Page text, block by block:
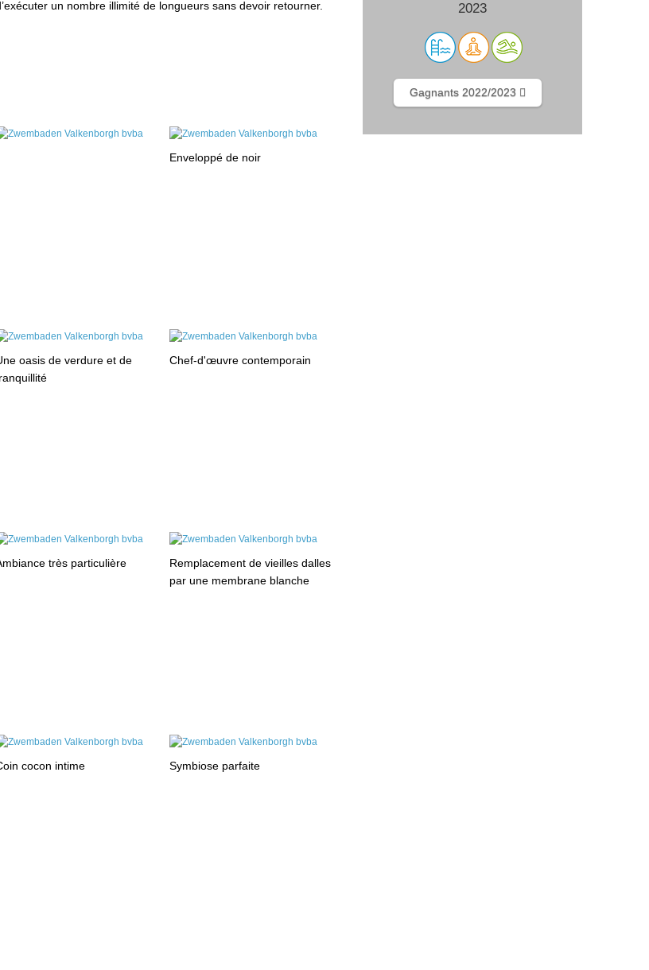
un nombre illimité de longueurs sans devoir retourner.
Enveloppé de noir
oasis de verdure et de
Chef-d'œuvre contemporain
très particulière
Remplacement de vieilles dalles
par une membrane blanche
cocon intime Symbiose parfaite
2023
Gagnants 2022/2023